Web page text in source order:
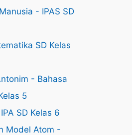
- IPAS SD
SD Kelas
- Bahasa
5
SD Kelas 6
Model Atom -